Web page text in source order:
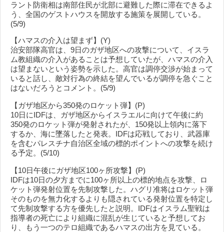
ラント防衛相は南部住民が北部に避難した際に滞在できるよ
う、全国のゲストハウスを開放する施策を展開している。
(5/9)
【ハマスの介入は望まず】(Y)
治安部隊高官は、9日のガザ地区への攻撃について、イスラ
ム教組織の介入があることは予想していたが、ハマスの介入
は望まないという姿勢を示した。高官は調停交渉が始まって
いると話し、敵対行為の終結を望んでいるが調停を急ぐこと
はないだろうとコメント。(5/9)
【ガザ地区から350発のロケット弾】(P)
10日にIDFは、ガザ地区からイスラエルに向けて午後に約
350発のロケット弾が発射されたが、150発以上領内に落下
するか、海に墜落したと発表。IDFは応戦しており、武器庫
を含むパレスチナ自治区全域の標的ポイントへの攻撃を続け
る予定。(5/10)
【10日午後にガザ地区100ヶ所攻撃】(P)
IDFは10日の夕方までに100ヶ所以上の標的地点を攻撃、ロ
ケット弾発射位置を先制攻撃した。ハグリ准将はロケット弾
そのものを無力化するよりも隠されている発射位置を特定し
て先制攻撃する方を優先したと説明。IDFはイスラム聖戦は
指導者の死亡により組織に混乱が生じていると予想してお
り、もう一つのテロ組織であるハマスの出方を見ている。